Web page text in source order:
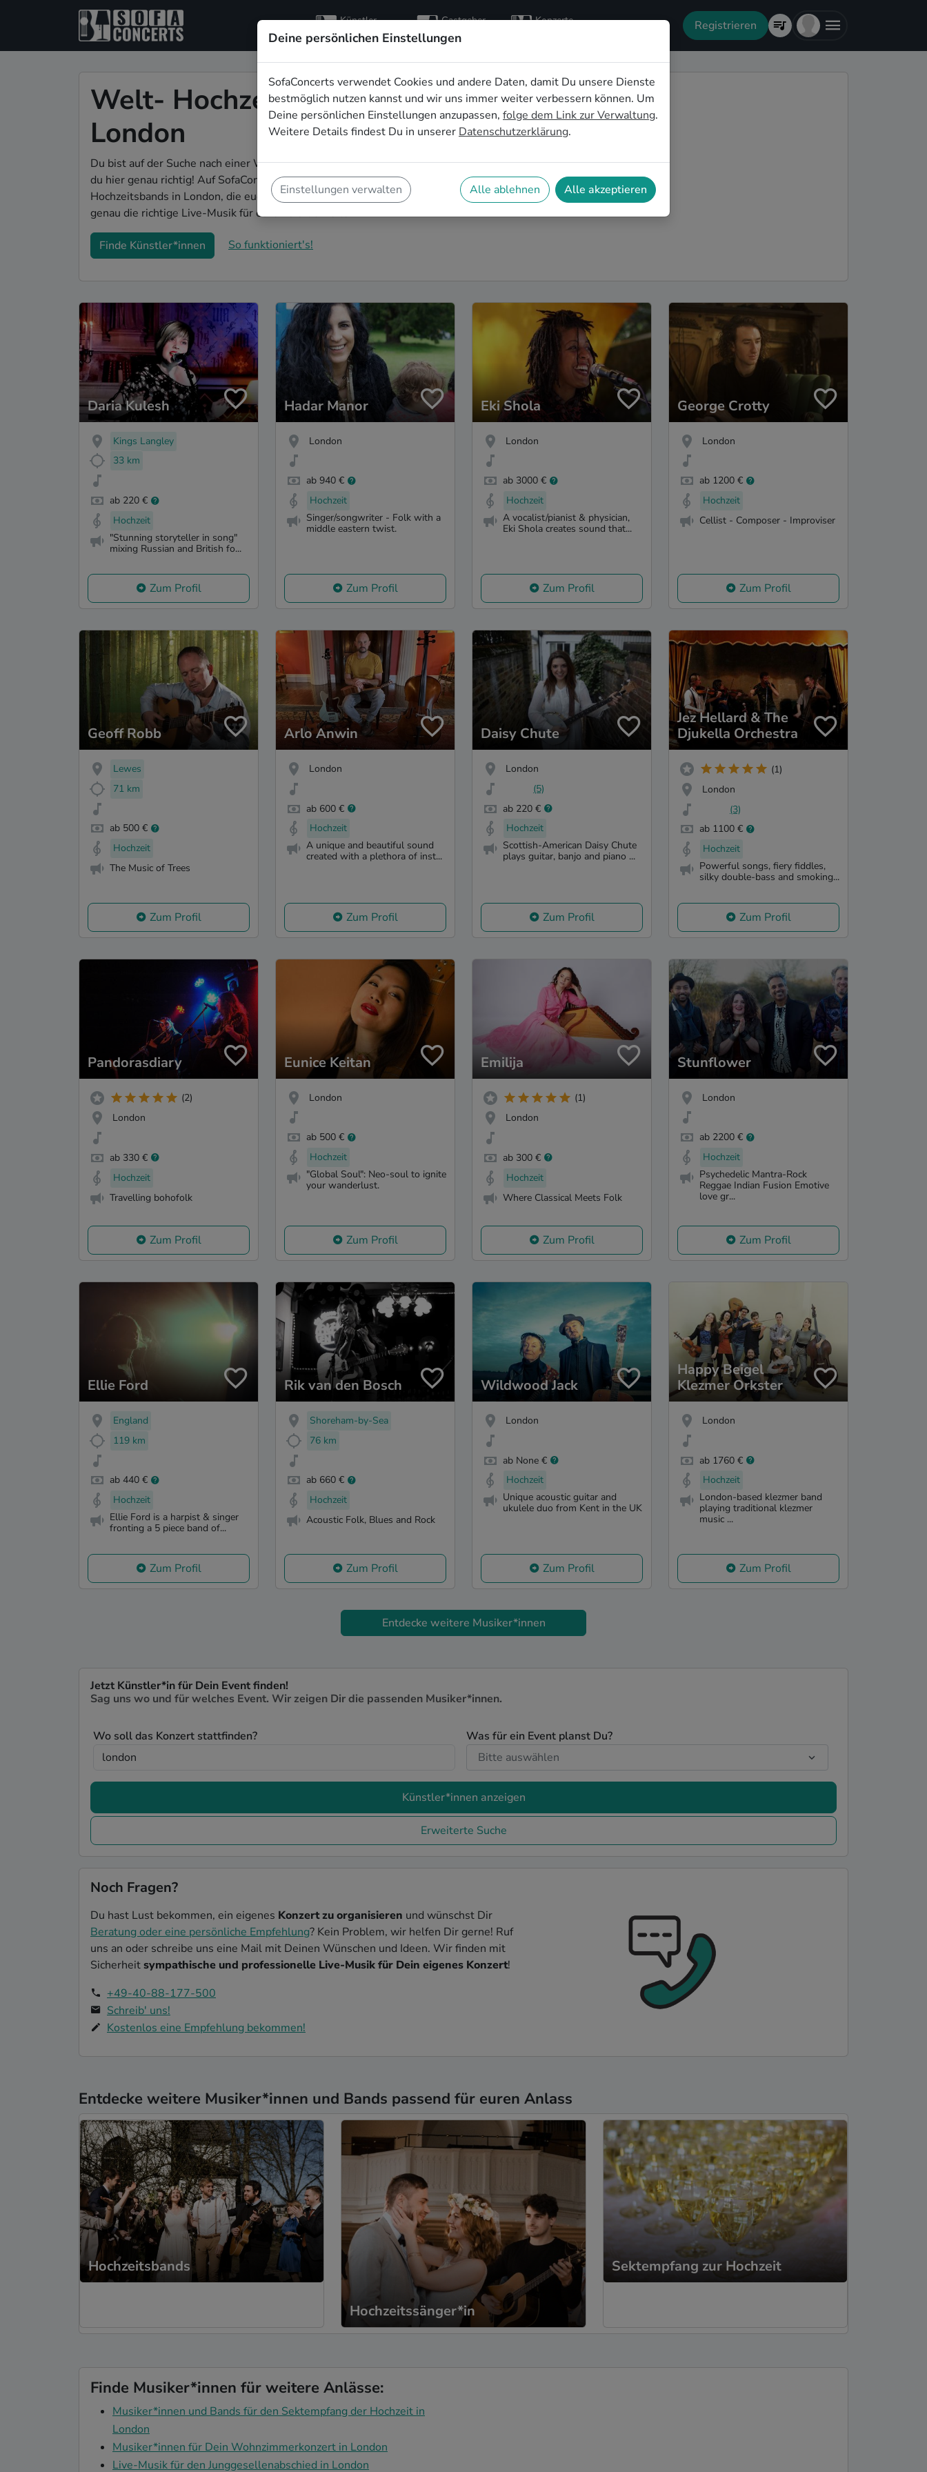
Künstler
entdecken
Gastgeber Konzerte Registrieren
Welt- Hochzeitsbands buchen in
London
Du bist auf der Suche nach einer Welt- Hochzeitsband in London für Deinen großen Tag? Dann bist
du hier genau richtig! Auf SofaConcerts findest Du eine Vielzahl an professionellen Welt-
Hochzeitsbands in London, die euer Fest zu einem echten Highlight werden lassen. Buche jetzt
genau die richtige Live-Musik für eure Feierlichkeiten!
Finde Künstler*innen So funktioniert's!
Daria Kulesh
Kings Langley
33 km
ab 220 €
Hochzeit
"Stunning storyteller in song"
mixing Russian and British fo...
Zum Profil
Hadar Manor
London
ab 940 €
Hochzeit
Singer/songwriter - Folk with a
middle eastern twist.
Zum Profil
Eki Shola
London
ab 3000 €
Hochzeit
A vocalist/pianist & physician,
Eki Shola creates sound that...
Zum Profil
George Crotty
London
ab 1200 €
Hochzeit
Cellist - Composer - Improviser
Zum Profil
Geoff Robb
Lewes
71 km
ab 500 €
Hochzeit
The Music of Trees
Zum Profil
Arlo Anwin
London
ab 600 €
Hochzeit
A unique and beautiful sound
created with a plethora of inst...
Zum Profil
Daisy Chute
London
(5)
ab 220 €
Hochzeit
Scottish-American Daisy Chute
plays guitar, banjo and piano ...
Zum Profil
Jez Hellard & The
Djukella Orchestra
(1)
London
(3)
ab 1100 €
Hochzeit
Powerful songs, fiery fiddles,
silky double-bass and smoking...
Zum Profil
Pandorasdiary
(2)
London
ab 330 €
Hochzeit
Travelling bohofolk
Zum Profil
Eunice Keitan
London
ab 500 €
Hochzeit
"Global Soul": Neo-soul to ignite
your wanderlust.
Zum Profil
Emilija
(1)
London
ab 300 €
Hochzeit
Where Classical Meets Folk
Zum Profil
Stunflower
London
ab 2200 €
Hochzeit
Psychedelic Mantra-Rock
Reggae Indian Fusion Emotive
love gr...
Zum Profil
Ellie Ford
England
119 km
ab 440 €
Hochzeit
Ellie Ford is a harpist & singer
fronting a 5 piece band of...
Zum Profil
Rik van den Bosch
Shoreham-by-Sea
76 km
ab 660 €
Hochzeit
Acoustic Folk, Blues and Rock
Zum Profil
Wildwood Jack
London
ab None €
Hochzeit
Unique acoustic guitar and
ukulele duo from Kent in the UK
Zum Profil
Happy Beigel
Klezmer Orkster
London
ab 1760 €
Hochzeit
London-based klezmer band
playing traditional klezmer
music ...
Zum Profil
Entdecke weitere Musiker*innen
Jetzt Künstler*in für Dein Event finden!
Sag uns wo und für welches Event. Wir zeigen Dir die passenden Musiker*innen.
Wo soll das Konzert stattfinden? Was für ein Event planst Du?
Künstler*innen anzeigen
Erweiterte Suche
Noch Fragen?
Du hast Lust bekommen, ein eigenes Konzert zu organisieren und wünschst Dir
Beratung oder eine persönliche Empfehlung? Kein Problem, wir helfen Dir gerne! Ruf
uns an oder schreibe uns eine Mail mit Deinen Wünschen und Ideen. Wir finden mit
Sicherheitsympathische und professionelle Live-Musik für Dein eigenes Konzert!
+49-40-88-177-500
Schreib' uns!
Kostenlos eine Empfehlung bekommen!
Entdecke weitere Musiker*innen und Bands passend für euren Anlass
Hochzeitsbands
Hochzeitssänger*in
Sektempfang zur Hochzeit
Finde Musiker*innen für weitere Anlässe:
Musiker*innen und Bands für den Sektempfang der Hochzeit in
London
Musiker*innen für Dein Wohnzimmerkonzert in London
Live-Musik für den Junggesellenabschied in London
Deine persönlichen Einstellungen
SofaConcerts verwendet Cookies und andere Daten, damit Du unsere Dienste
bestmöglich nutzen kannst und wir uns immer weiter verbessern können. Um
Deine persönlichen Einstellungen anzupassen, folge dem Link zur Verwaltung.
Weitere Details findest Du in unserer Datenschutzerklärung.
Einstellungen verwalten Alle ablehnen Alle akzeptieren